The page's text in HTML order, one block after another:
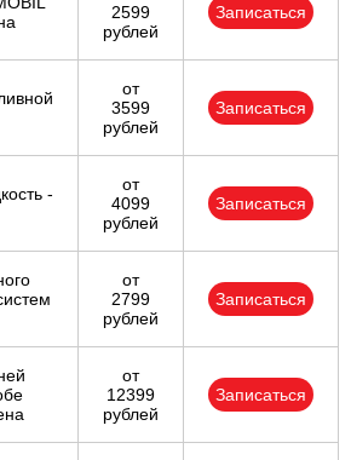
2599
рублей
Записаться
от
3599
рублей
Записаться
-
от
4099
рублей
Записаться
от
2799
рублей
Записаться
от
12399
рублей
Записаться